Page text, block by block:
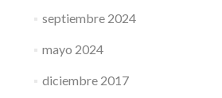
septiembre 2024
mayo 2024
diciembre 2017